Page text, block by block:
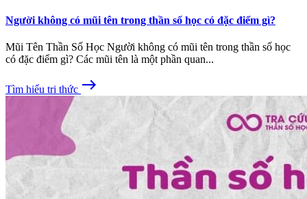
Người không có mũi tên trong thần số học có đặc điểm gì?
Mũi Tên Thần Số Học Người không có mũi tên trong thần số học
có đặc điểm gì? Các mũi tên là một phần quan...
Tìm hiểu tri thức east